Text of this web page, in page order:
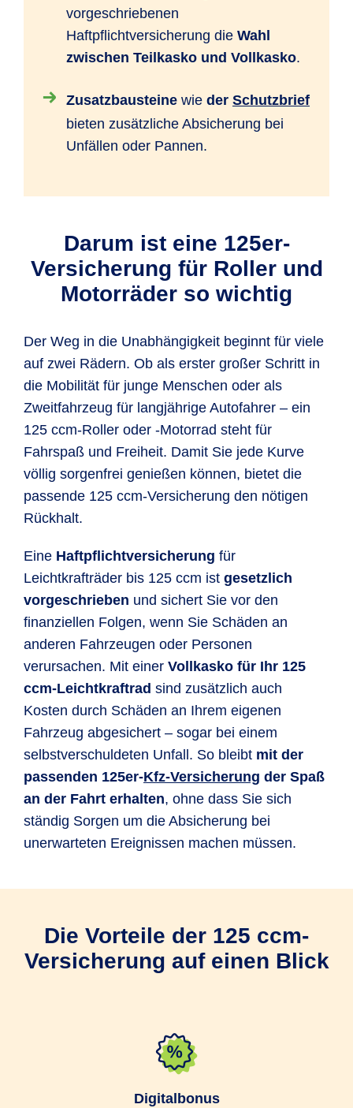
vorgeschriebenen
Haftpflichtversicherung die Wahl
zwischen Teilkasko und Vollkasko.
Zusatzbausteine wie der Schutzbrief
bieten zusätzliche Absicherung bei
Unfällen oder Pannen.
Darum ist eine 125er-
Versicherung für Roller und
Motorräder so wichtig
Der Weg in die Unabhängigkeit beginnt für viele
auf zwei Rädern. Ob als erster großer Schritt in
die Mobilität für junge Menschen oder als
Zweitfahrzeug für langjährige Autofahrer – ein
125 ccm-Roller oder -Motorrad steht für
Fahrspaß und Freiheit. Damit Sie jede Kurve
völlig sorgenfrei genießen können, bietet die
passende 125 ccm-Versicherung den nötigen
Rückhalt.
Eine Haftpflichtversicherung für
Leichtkrafträder bis 125 ccm ist gesetzlich
vorgeschrieben und sichert Sie vor den
finanziellen Folgen, wenn Sie Schäden an
anderen Fahrzeugen oder Personen
verursachen. Mit einer Vollkasko für Ihr 125
ccm-Leichtkraftrad sind zusätzlich auch
Kosten durch Schäden an Ihrem eigenen
Fahrzeug abgesichert – sogar bei einem
selbstverschuldeten Unfall. So bleibt mit der
passenden 125er-Kfz-Versicherung der Spaß
an der Fahrt erhalten, ohne dass Sie sich
ständig Sorgen um die Absicherung bei
unerwarteten Ereignissen machen müssen.
Die Vorteile der 125 ccm-
Versicherung auf einen Blick
Digitalbonus